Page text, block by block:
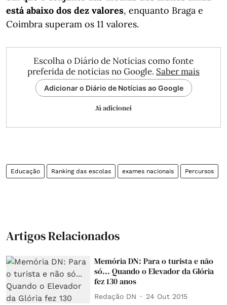
está abaixo dos dez valores, enquanto Braga e
Coimbra superam os 11 valores.
Escolha o Diário de Notícias como fonte
preferida de notícias no Google. Saber mais
Adicionar o Diário de Notícias ao Google
Já adicionei
Educação Ranking das escolas exames nacionais Percursos
Artigos Relacionados
Memória DN: Para o turista e não
só... Quando o Elevador da Glória
fez 130 anos
Redação DN 24 Out 2015